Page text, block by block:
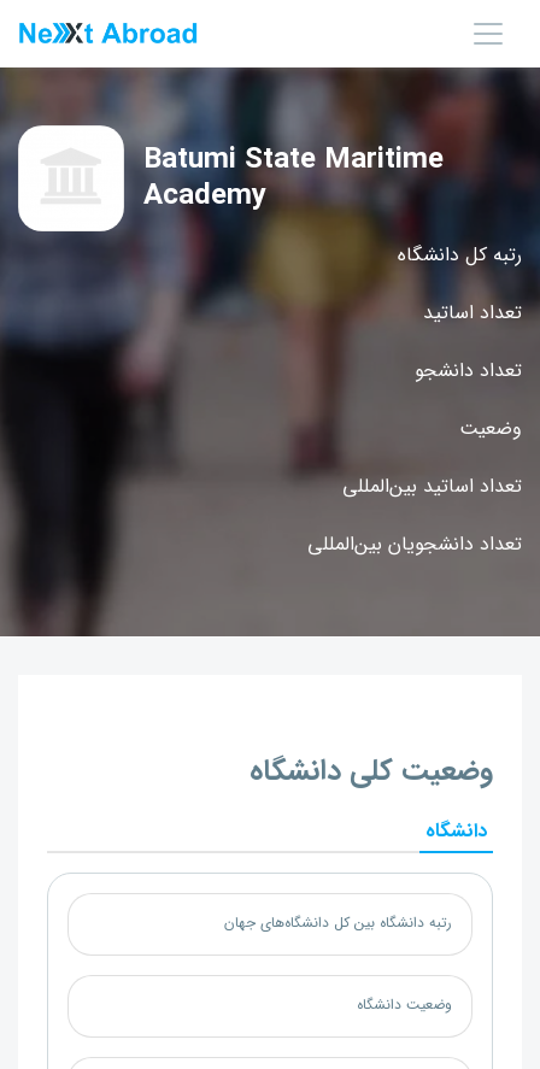
رتبه کل دانشگاه
تعداد اساتید
تعداد دانشجو
وضعیت
تعداد اساتید بین‌المللی
تعداد دانشجویان بین‌المللی
Batumi State Maritime
Academy
وضعیت کلی دانشگاه
دانشگاه
رتبه دانشگاه بین کل دانشگاه‌های جهان
وضعیت دانشگاه